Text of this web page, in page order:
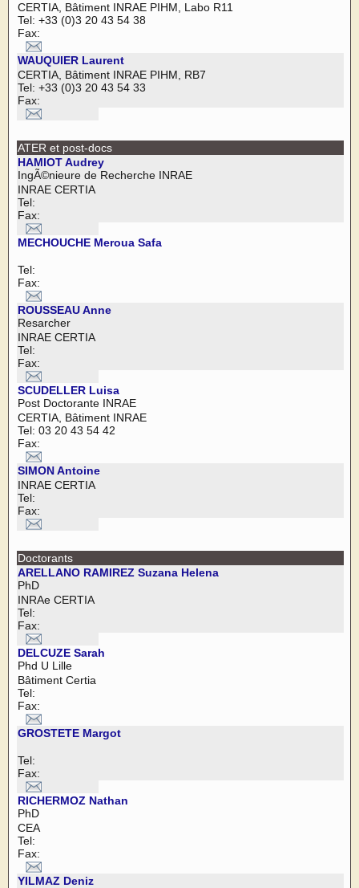
CERTIA, Bâtiment INRAE PIHM, Labo R11
Tel: +33 (0)3 20 43 54 38
Fax:
WAUQUIER Laurent
CERTIA, Bâtiment INRAE PIHM, RB7
Tel: +33 (0)3 20 43 54 33
Fax:
ATER et post-docs
HAMIOT Audrey
IngÃ©nieure de Recherche INRAE
INRAE CERTIA
Tel:
Fax:
MECHOUCHE Meroua Safa
Tel:
Fax:
ROUSSEAU Anne
Resarcher
INRAE CERTIA
Tel:
Fax:
SCUDELLER Luisa
Post Doctorante INRAE
CERTIA, Bâtiment INRAE
Tel: 03 20 43 54 42
Fax:
SIMON Antoine
INRAE CERTIA
Tel:
Fax:
Doctorants
ARELLANO RAMIREZ Suzana Helena
PhD
INRAe CERTIA
Tel:
Fax:
DELCUZE Sarah
Phd U Lille
Bâtiment Certia
Tel:
Fax:
GROSTETE Margot
Tel:
Fax:
RICHERMOZ Nathan
PhD
CEA
Tel:
Fax:
YILMAZ Deniz